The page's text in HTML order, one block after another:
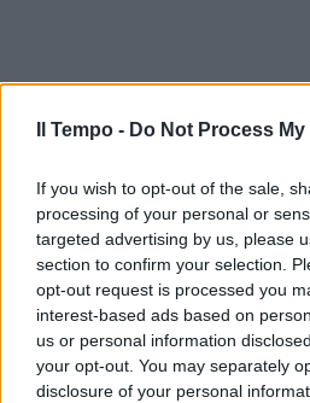
Il Tempo - Do Not Process
If you wish to opt-out of the sale,
processing of your personal or
targeted advertising by us, please
section to confirm your selection.
opt-out request is processed you
interest-based ads based on
us or personal information
your opt-out. You may separately
disclosure of your personal